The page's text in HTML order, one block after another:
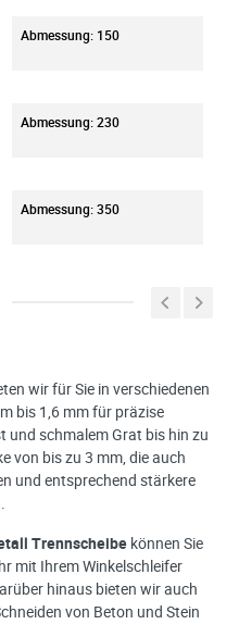
Abmessung: 150
Abmessung: 230
Abmessung: 350
wir für Sie in verschiedenen
bis 1,6 mm für präzise
schmalem Grat bis hin zu
von bis zu 3 mm, die auch
und entsprechend stärkere
Trennscheibe können Sie
mit Ihrem Winkelschleifer
hinaus bieten wir auch
von Beton und Stein